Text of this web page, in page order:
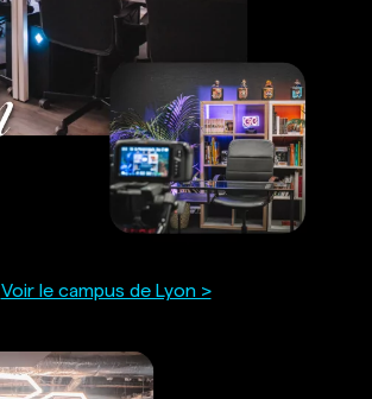
Voir le campus de Lyon >